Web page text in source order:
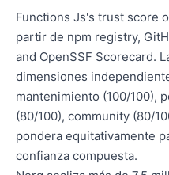
Functions Js's trust score
partir de npm registry,
and OpenSSF Scorecard.
dimensiones
mantenimiento (100/100),
(80/100), community (80/
pondera equitativamente
confianza compuesta.